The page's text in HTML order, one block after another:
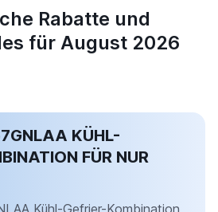
Rabatte und
für August 2026
KÜHL-
FÜR NUR
Kühl-Gefrier-Kombination